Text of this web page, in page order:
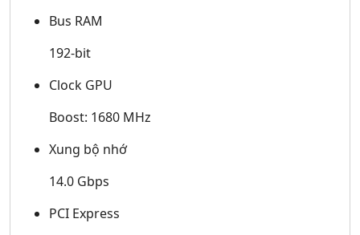
Bus RAM
192-bit
Clock GPU
Boost: 1680 MHz
Xung bộ nhớ
14.0 Gbps
PCI Express